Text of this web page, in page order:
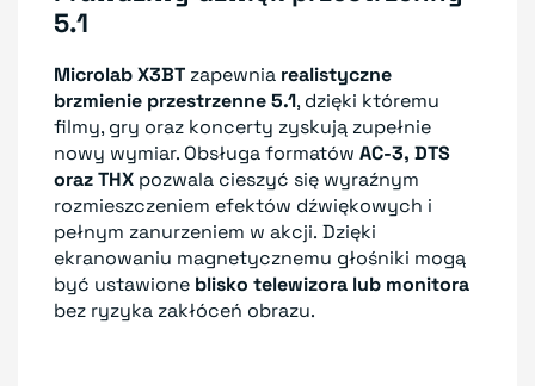
5.1
Microlab X3BT zapewnia realistyczne
brzmienie przestrzenne 5.1, dzięki któremu
filmy, gry oraz koncerty zyskują zupełnie
nowy wymiar. Obsługa formatów AC-3, DTS
oraz THX pozwala cieszyć się wyraźnym
rozmieszczeniem efektów dźwiękowych i
pełnym zanurzeniem w akcji. Dzięki
ekranowaniu magnetycznemu głośniki mogą
być ustawione blisko telewizora lub monitora
bez ryzyka zakłóceń obrazu.